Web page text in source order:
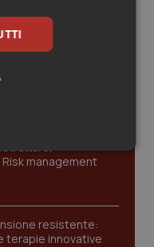
Risk management
resistente:
terapie innovative
Marketing